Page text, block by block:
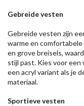
Gebreide vesten
Gebreide vesten zijn
warme en
en grove breisels,
stijl past. Kies voor
een acryl variant als je
materiaal.
Sportieve vesten